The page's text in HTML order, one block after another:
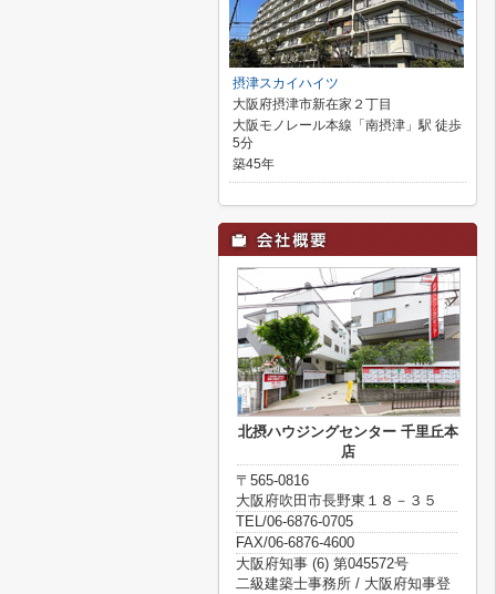
摂津スカイハイツ
大阪府摂津市新在家２丁目
大阪モノレール本線「南摂津」駅 徒歩
5分
築45年
北摂ハウジングセンター 千里丘本
店
〒565-0816
大阪府吹田市長野東１８－３５
TEL/06-6876-0705
FAX/06-6876-4600
大阪府知事 (6) 第045572号
二級建築士事務所 / 大阪府知事登